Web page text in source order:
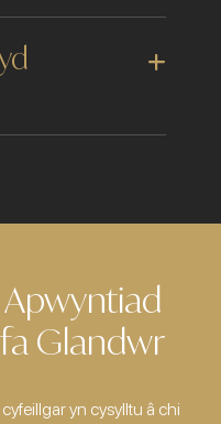
Glandwr
yn cysylltu â chi